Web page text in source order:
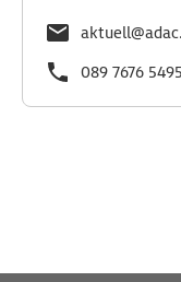
089 7676 5495